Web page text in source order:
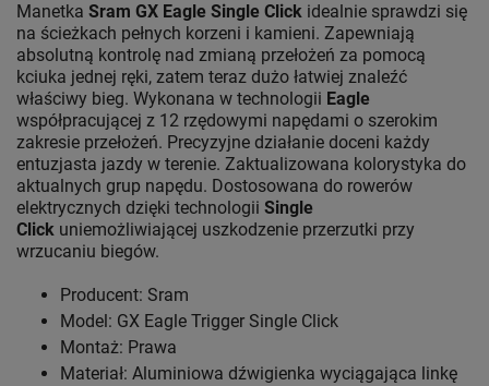
Manetka Sram GX Eagle Single Click idealnie sprawdzi się
na ścieżkach pełnych korzeni i kamieni. Zapewniają
absolutną kontrolę nad zmianą przełożeń za pomocą
kciuka jednej ręki, zatem teraz dużo łatwiej znaleźć
właściwy bieg. Wykonana w technologii Eagle
współpracującej z 12 rzędowymi napędami o szerokim
zakresie przełożeń. Precyzyjne działanie doceni każdy
entuzjasta jazdy w terenie. Zaktualizowana kolorystyka do
aktualnych grup napędu. Dostosowana do rowerów
elektrycznych dzięki technologii Single
Click uniemożliwiającej uszkodzenie przerzutki przy
wrzucaniu biegów.
Producent: Sram
Model: GX Eagle Trigger Single Click
Montaż: Prawa
Materiał: Aluminiowa dźwigienka wyciągająca linkę